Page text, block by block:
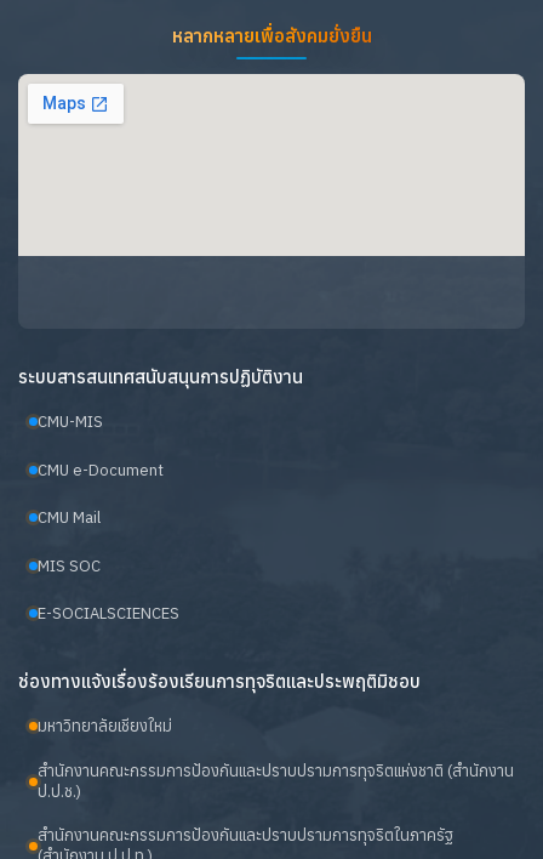
หลากหลายเพื่อสังคมยั่งยืน
ระบบสารสนเทศสนับสนุนการปฏิบัติงาน
CMU-MIS
CMU e-Document
CMU Mail
MIS SOC
E-SOCIALSCIENCES
ช่องทางแจ้งเรื่องร้องเรียนการทุจริตและประพฤติมิชอบ
มหาวิทยาลัยเชียงใหม่
สำนักงานคณะกรรมการป้องกันและปราบปรามการทุจริตแห่งชาติ (สำนักงาน
ป.ป.ช.)
สำนักงานคณะกรรมการป้องกันและปราบปรามการทุจริตในภาครัฐ